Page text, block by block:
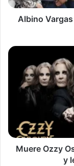
la
(ANEP)
Albino
Muere
Osbourne,
cantante
leyenda
delMuere Ozzy
y